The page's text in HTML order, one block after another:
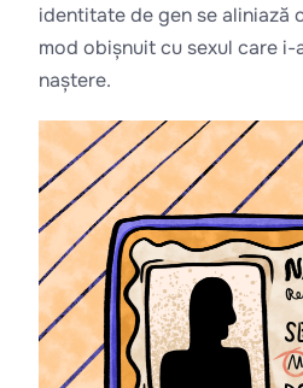
identitate de gen se aliniază
mod obișnuit cu sexul care
naștere.